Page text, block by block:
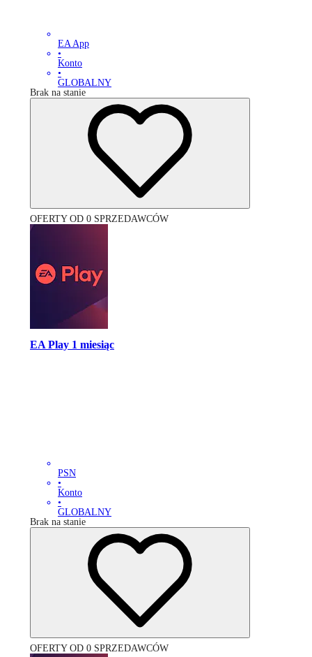
EA App
•
Konto
•
GLOBALNY
Brak na stanie
OFERTY OD 0 SPRZEDAWCÓW
EA Play 1 miesiąc
PSN
•
Konto
•
GLOBALNY
Brak na stanie
OFERTY OD 0 SPRZEDAWCÓW